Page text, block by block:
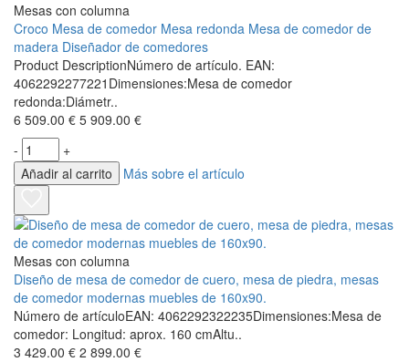
Mesas con columna
Croco Mesa de comedor Mesa redonda Mesa de comedor de
madera Diseñador de comedores
Product DescriptionNúmero de artículo. EAN:
4062292277221Dimensiones:Mesa de comedor
redonda:Diámetr..
6 509.00 € 5 909.00 €
-
+
Añadir al carrito
Más sobre el artículo
Mesas con columna
Diseño de mesa de comedor de cuero, mesa de piedra, mesas
de comedor modernas muebles de 160x90.
Número de artículoEAN: 4062292322235Dimensiones:Mesa de
comedor: Longitud: aprox. 160 cmAltu..
3 429.00 € 2 899.00 €